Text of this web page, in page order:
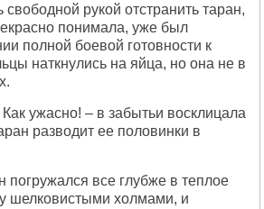
рукой отстранить таран,
понимала, уже был
полной боевой готовности к
наткнулись на яйца, но она не в
ужасно! – в забытьи восклицала
разводит ее половинки в
погружался все глубже в теплое
шелковистыми холмами, и